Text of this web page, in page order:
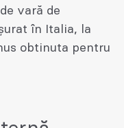
vară de
în Italia, la
obtinuta pentru